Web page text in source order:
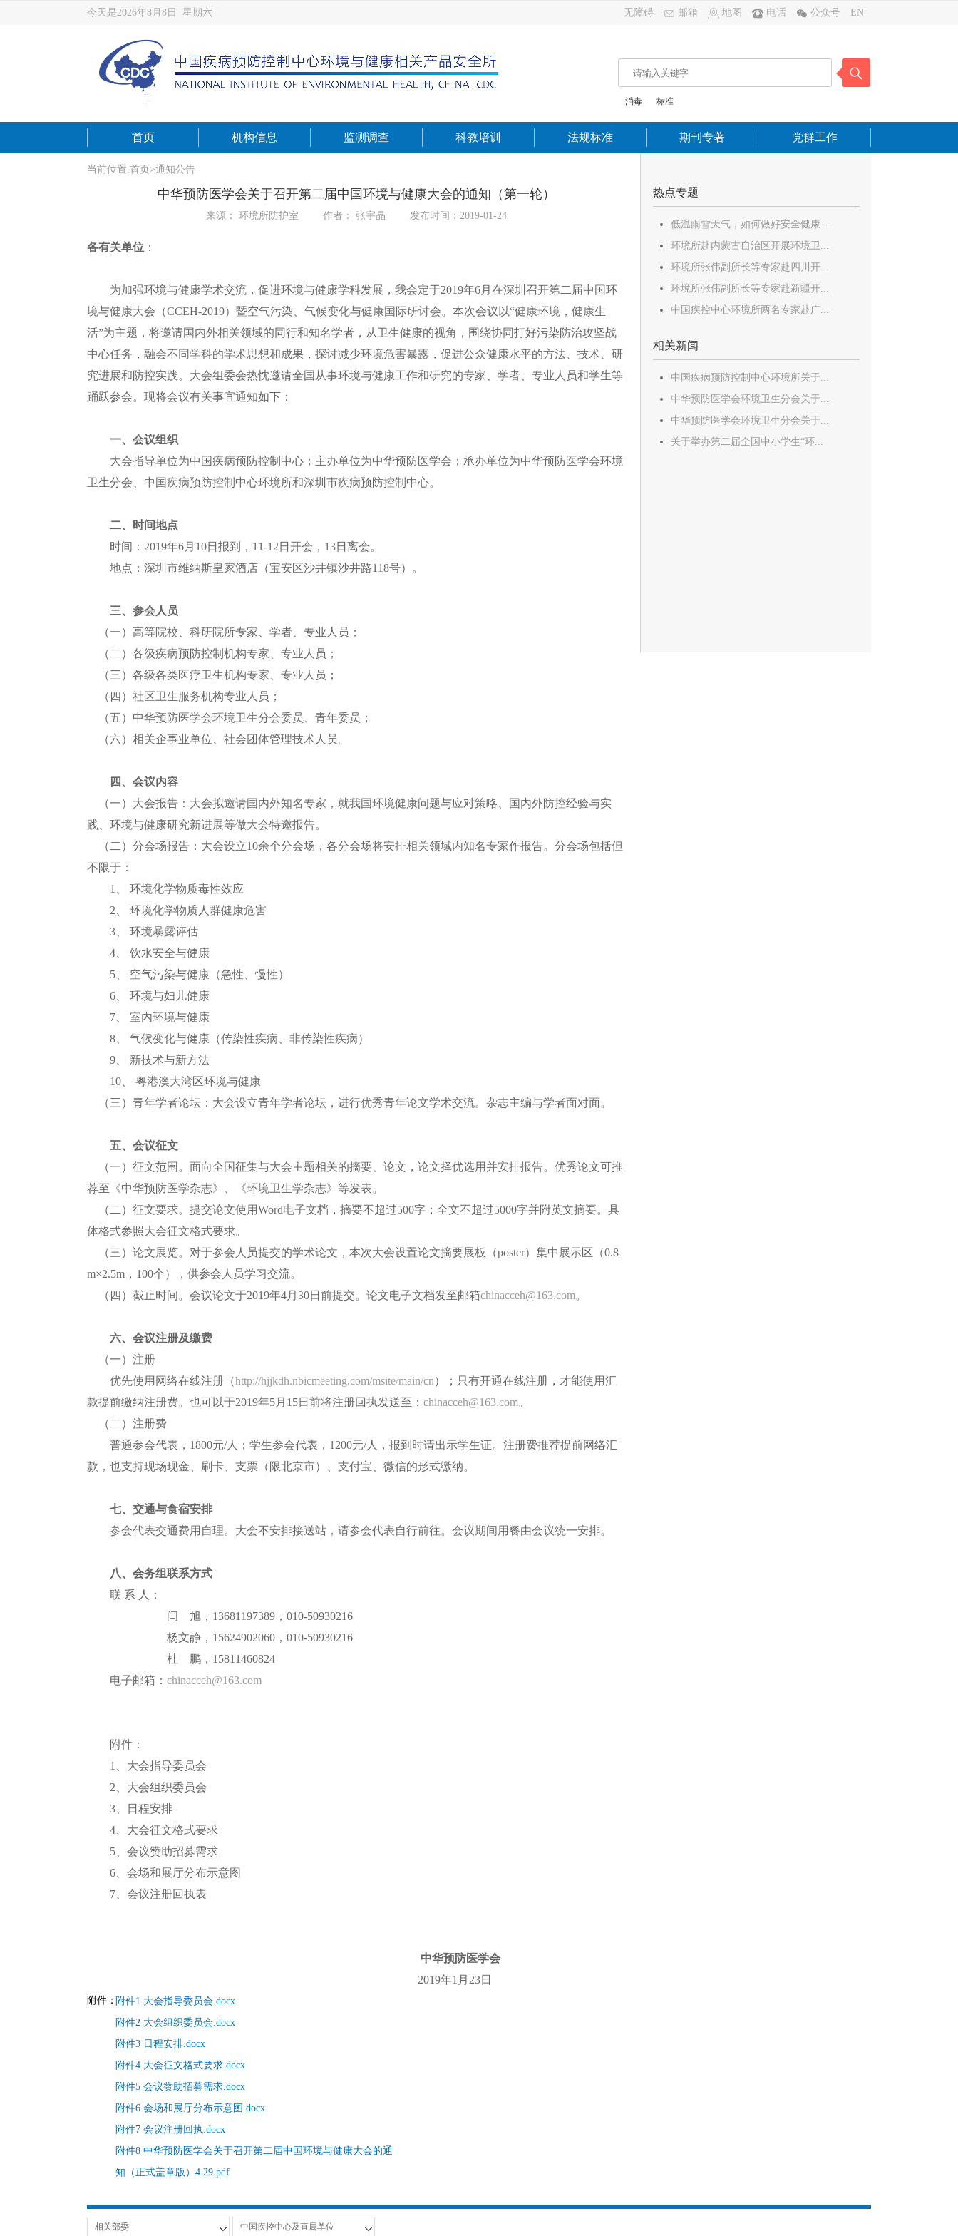
今天是2026年8月8日 星期六 无障碍 邮箱 地图 电话 公众号 EN
消毒 标准
首页 机构信息 监测调查 科教培训 法规标准 期刊专著 党群工作
当前位置:首页 >通知公告
中华预防医学会关于召开第二届中国环境与健康大会的通知（第一轮）
来源： 环境所防护室 作者： 张宇晶 发布时间：2019-01-24
各有关单位 ：
为加强环境与健康学术交流，促进环境与健康学科发展，我会定于2019年6月在深圳召开第二届中国环
境与健康大会（CCEH-2019）暨空气污染、气候变化与健康国际研讨会。本次会议 以“健康环境，健康生
活”为主题， 将邀请国内外相关领域的同行和知名学者 ， 从卫生健康的视角，围绕协同打好污染防治攻坚战
中心任务， 融会不同学科的学术思想和成果 ，探讨减少环境危害暴露 ，促进公众健康水平的方法、技术、研
究进展和防控实践。 大会组委会热忱邀请全国从事环境与健康工作和研究的专家、学者、专业人员和学生等
踊跃参会。现将会议有关事宜通知如下：
一、会议组织
大会指导单位为中国疾病预防控制中心； 主办单位为中华预防医学会 ；承办单位为中华预防医学会环境
卫生分会
中国疾病预防控制中心环境所和深圳市疾病预防控制中心。
二、
时间地点
时间： 2019年6月 10日报到， 1 1-12 日开会 ，13日离会。
地点：深圳市维纳斯皇家酒店（宝安区沙井镇沙井路118号）。
三、参会人员
（一）高等院校、科研院所专家、学者、专业人员；
（二）各级疾病预防控制机构专家、专业人员；
（三）各级各类医疗卫生机构专家、专业人员；
（四）社区卫生服务机构专业人员；
（五）中华预防医学会环境卫生分会委员、青年委员；
（六）相关企事业单位、社会团体管理技术人员。
四、会议内容
（一）大会报告：大会拟邀请国内外知名专家，就我国环境健康问题与应对策略、国内外防控经验与实
践、环境与健康研究新进展等做大会特邀报告。
（二）分会场报告：大会设立10余个分会场，各分会场将安排相关领域内知名专家作报告。分会场包括但
不限于：
1、 环境化学物质毒性效应
2、 环境化学物质人群健康危害
3、 环境暴露评估
4、 饮水安全与健康
5、 空气污染与健康（急性、慢性）
6、 环境与妇儿健康
7、 室内环境与健康
8、 气候变化与健康（传染性疾病、非传染性疾病）
9、 新技术与新方法
10、 粤港澳大湾区环境与健康
（三）青年学者论坛：大会设立青年学者论坛，进行优秀青年论文学术交流。杂志主编与学者面对面。
五、会议征文
（一）征文范围。面向全国征集与大会主题相关的摘要、论文，论文择优选用并安排报告。优秀论文可推
荐至 《中华预防医学杂志》、 《环境卫生学杂志》 等发表。
（二）征文要求。提交论文使用Word电子文档，摘要不超过500字；全文不超过5000字并附英文摘要。具
体格式参照大会征文格式要求。
（三） 论文展览。对于参会人员提交的学术论文，本次大会设置论文摘要展板（poster）集中展示区（0.8
m×2.5m ，100个），供参会人员学习交流。
（ 四 ）截止时间 。会议论文于2019年4月 30日前提交。 论文电子文档发至邮箱chinacceh@163.com。
六、会议注册及缴费
（一）注册
优先使用网络在线注册（http://hjjkdh.nbicmeeting.com/msite/main/cn）；只有开通在线注册，才能使用汇
款提前缴纳注册费。也可以于2019年5月15日前将注册回执发送至： chinacceh@163.com。
（二）注册费
普通参会代表， 1800元/人；学生参会代表， 1200元/人，报到时请出示学生证。 注册费推荐提前网络汇
款，也支持现场现金、刷卡、支票（限北京市）、支付宝、微信的形式缴纳。
七、交通与食宿安排
参会代表交通费用自理。大会不安排接送站，请参会代表自行前往。会议期间用餐由会议统一安排。
八、会务组联系方式
联 系 人：
闫
旭 ， 13681197389 ，010-50930216
杨文静 ， 15624902060 ，010-50930216
杜 鹏， 15811460824
电子邮箱： chinacceh@163.com
附件 ：
1、大会指导委员会
2、大会组织委员会
3、日程安排
4、大会征文格式要求
5、会议赞助招募需求
6、会场和展厅分布示意图
7 、会议注册回执表
中华预防医学会
2019年1月 23日
附件： 附件1 大会指导委员会.docx
附件2 大会组织委员会.docx
附件3 日程安排.docx
附件4 大会征文格式要求.docx
附件5 会议赞助招募需求.docx
附件6 会场和展厅分布示意图.docx
附件7 会议注册回执.docx
附件8 中华预防医学会关于召开第二届中国环境与健康大会的通
知（正式盖章版）4.29.pdf
热点专题
低温雨雪天气，如何做好安全健康...
环境所赴内蒙古自治区开展环境卫...
环境所张伟副所长等专家赴四川开...
环境所张伟副所长等专家赴新疆开...
中国疾控中心环境所两名专家赴广...
相关新闻
中国疾病预防控制中心环境所关于...
中华预防医学会环境卫生分会关于...
中华预防医学会环境卫生分会关于...
关于举办第二届全国中小学生“环...